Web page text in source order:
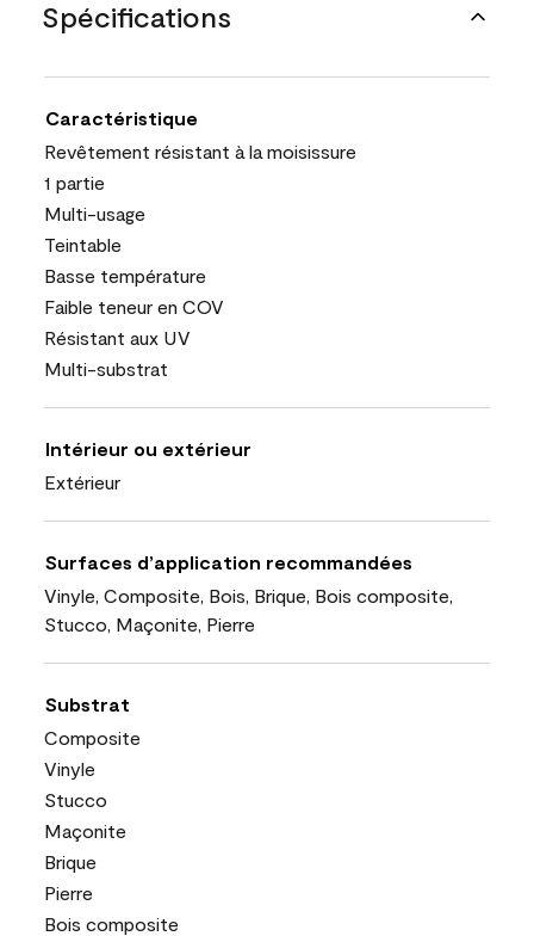
Spécifications
Caractéristique
Revêtement résistant à la moisissure
1 partie
Multi-usage
Teintable
Basse température
Faible teneur en COV
Résistant aux UV
Multi-substrat
Intérieur ou extérieur
Extérieur
Surfaces d’application recommandées
Vinyle, Composite, Bois, Brique, Bois composite,
Stucco, Maçonite, Pierre
Substrat
Composite
Vinyle
Stucco
Maçonite
Brique
Pierre
Bois composite